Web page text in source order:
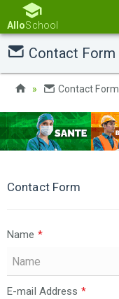
AlloSchool
Contact Form
Contact Form
Contact Form
Name *
E-mail Address *